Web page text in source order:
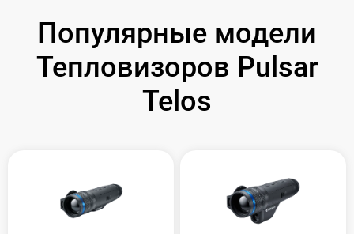
Популярные модели
Тепловизоров Pulsar
Telos